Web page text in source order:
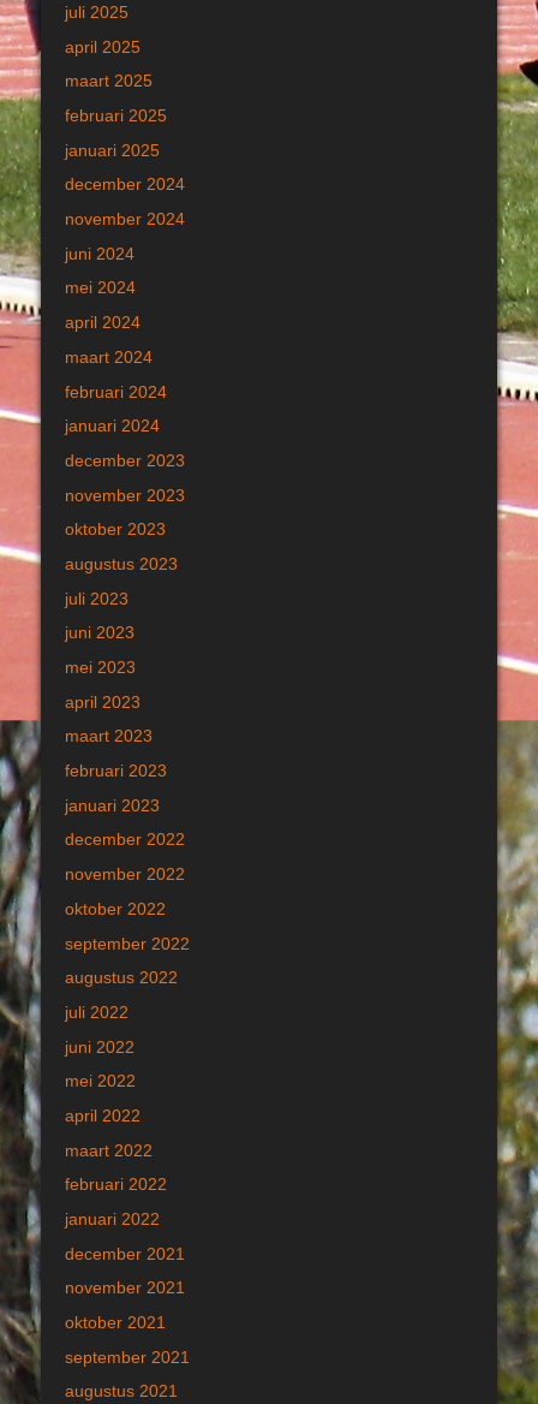
juli 2025
april 2025
maart 2025
februari 2025
januari 2025
december 2024
november 2024
juni 2024
mei 2024
april 2024
maart 2024
februari 2024
januari 2024
december 2023
november 2023
oktober 2023
augustus 2023
juli 2023
juni 2023
mei 2023
april 2023
maart 2023
februari 2023
januari 2023
december 2022
november 2022
oktober 2022
september 2022
augustus 2022
juli 2022
juni 2022
mei 2022
april 2022
maart 2022
februari 2022
januari 2022
december 2021
november 2021
oktober 2021
september 2021
augustus 2021